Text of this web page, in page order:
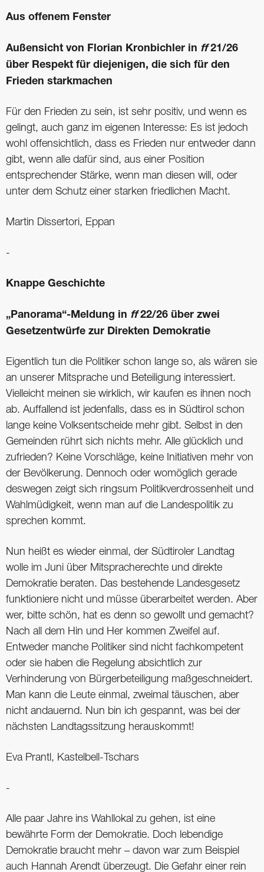
Aus offenem Fenster
Außensicht von Florian Kronbichler in ff21/26
über Respekt für diejenigen, die sich für den
Frieden starkmachen
Für den Frieden zu sein, ist sehr positiv, und wenn es
gelingt, auch ganz im eigenen Interesse: Es ist jedoch
wohl offensichtlich, dass es Frieden nur entweder dann
gibt, wenn alle dafür sind, aus einer Position
entsprechender Stärke, wenn man diesen will, oder
unter dem Schutz einer starken friedlichen Macht.
Martin Dissertori, Eppan
-
Knappe Geschichte
„Panorama“-Meldung in ff22/26 über zwei
Gesetzentwürfe zur Direkten Demokratie
Eigentlich tun die Politiker schon lange so, als wären sie
an unserer Mitsprache und Beteiligung interessiert.
Vielleicht meinen sie wirklich, wir kaufen es ihnen noch
ab. Auffallend ist jedenfalls, dass es in Südtirol schon
lange keine Volksentscheide mehr gibt. Selbst in den
Gemeinden rührt sich nichts mehr. Alle glücklich und
zufrieden? Keine Vorschläge, keine Initiativen mehr von
der Bevölkerung. Dennoch oder womöglich gerade
deswegen zeigt sich ringsum Politikverdrossenheit und
Wahlmüdigkeit, wenn man auf die Landespolitik zu
sprechen kommt.
Nun heißt es wieder einmal, der Südtiroler Landtag
wolle im Juni über Mitspracherechte und direkte
Demokratie beraten. Das bestehende Landesgesetz
funktioniere nicht und müsse überarbeitet werden. Aber
wer, bitte schön, hat es denn so gewollt und gemacht?
Nach all dem Hin und Her kommen Zweifel auf.
Entweder manche Politiker sind nicht fachkompetent
oder sie haben die Regelung absichtlich zur
Verhinderung von Bürgerbeteiligung maßgeschneidert.
Man kann die Leute einmal, zweimal täuschen, aber
nicht andauernd. Nun bin ich gespannt, was bei der
nächsten Landtagssitzung herauskommt!
Eva Prantl, Kastelbell-Tschars
-
Alle paar Jahre ins Wahllokal zu gehen, ist eine
bewährte Form der Demokratie. Doch lebendige
Demokratie braucht mehr – davon war zum Beispiel
auch Hannah Arendt überzeugt. Die Gefahr einer rein